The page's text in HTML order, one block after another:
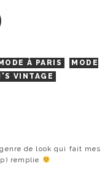
MODE À PARIS
MODE
VINTAGE
de look qui fait mes
remplie